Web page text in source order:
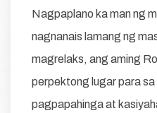
Nagpaplano ka man ng
nagnanais lamang ng
magrelaks, ang aming
perpektong lugar para sa
pagpapahinga at